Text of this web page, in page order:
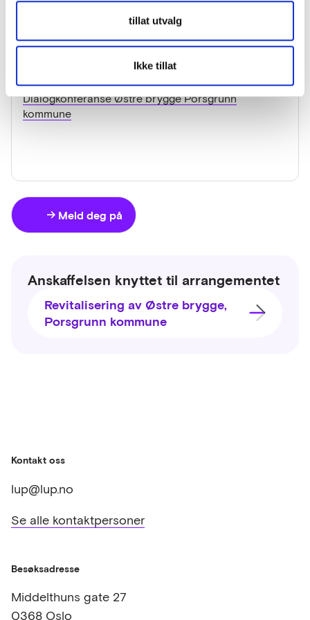
tillat utvalg
Ikke tillat
Miljøvennlig avfallshåndtering i bygge- og
driftsfasen. Stikkord: plastfri byggeplass,
Se invitasjon og program for dialogkonferansen:
Dialogkonferanse Østre brygge Porsgrunn
kommune
Meld deg på
Anskaffelsen knyttet til arrangementet
Revitalisering av Østre brygge,
Porsgrunn kommune
Kontakt oss
lup@lup.no
Se alle kontaktpersoner
Besøksadresse
Middelthuns gate 27
0368 Oslo